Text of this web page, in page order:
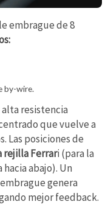
embrague de 8
by-wire.
resistencia
que vuelve a
Las posiciones de
rejilla Ferrari (para la
abajo). Un
genera
mejor feedback.